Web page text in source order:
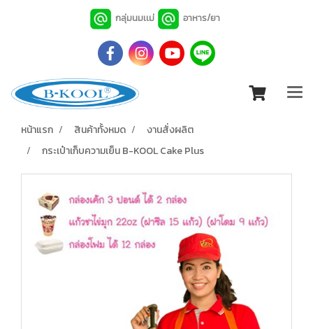
กลุ่มนมเเม่ อาหาร/ยา
หน้าแรก สินค้าทั้งหมด
งานสั่งผลิต
กระเป๋าเก็บความเย็น B-KOOL Cake Plus